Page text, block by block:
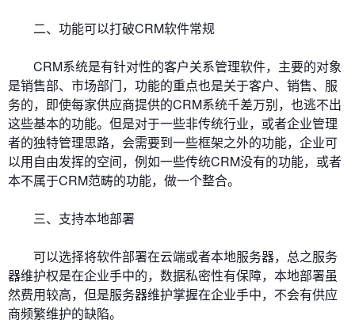
二、功能可以打破CRM软件常规
CRM系统是有针对性的客户关系管理软件，主要的对象
是销售部、市场部门，功能的重点也是关于客户、销售、服
务的，即使每家供应商提供的CRM系统千差万别，也逃不出
这些基本的功能。但是对于一些非传统行业，或者企业管理
者的独特管理思路，会需要到一些框架之外的功能，企业可
以用自由发挥的空间，例如一些传统CRM没有的功能，或者
本不属于CRM范畴的功能，做一个整合。
三、支持本地部署
可以选择将软件部署在云端或者本地服务器，总之服务
器维护权是在企业手中的，数据私密性有保障，本地部署虽
然费用较高，但是服务器维护掌握在企业手中，不会有供应
商频繁维护的缺陷。